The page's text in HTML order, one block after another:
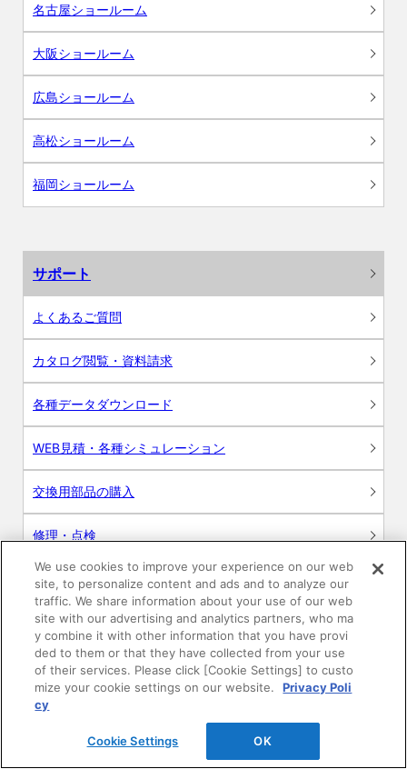
名古屋ショールーム
大阪ショールーム
広島ショールーム
高松ショールーム
福岡ショールーム
サポート
よくあるご質問
カタログ閲覧・資料請求
各種データダウンロード
WEB見積・各種シミュレーション
交換用部品の購入
修理・点検
お問い合わせ
ログイン
建築・設計関係者様向けサイト
ユーザー登録サービス
WEB見積システム
We use cookies to improve your experience on our web
site, to personalize content and ads and to analyze our
traffic. We share information about your use of our web
site with our advertising and analytics partners, who ma
y combine it with other information that you have provi
ded to them or that they have collected from your use
of their services. Please click [Cookie Settings] to custo
mize your cookie settings on our website.
Privacy Poli
cy
Cookie Settings OK